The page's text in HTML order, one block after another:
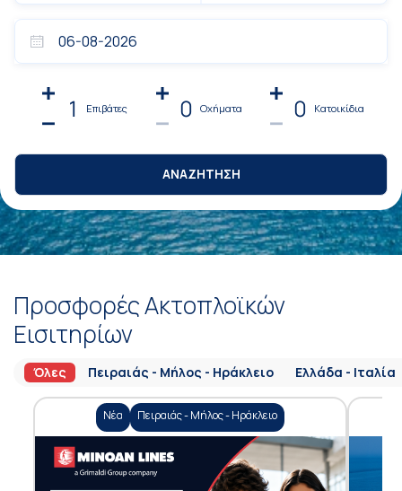
1 Επιβάτες 0 Οχήματα 0 Κατοικίδια
ΑΝΑΖΗΤΗΣΗ
Προσφορές Ακτοπλοϊκών
Εισιτηρίων
Όλες Πειραιάς - Μήλος - Ηράκλειο Ελλάδα - Ιταλία
Νέα Πειραιάς - Μήλος - Ηράκλειο